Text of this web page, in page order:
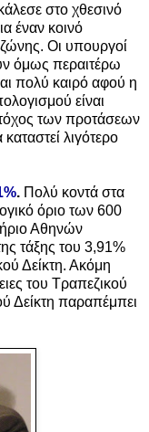
στο χθεσινό
έναν κοινό
Οι υπουργοί
όμως περαιτέρω
πολύ καιρό αφού η
είναι
των προτάσεων
λιγότερο
. Πολύ κοντά στα
όριο των 600
Αθηνών
τάξης του 3,91%
Δείκτη. Ακόμη
του Τραπεζικού
Δείκτη παραπέμπει